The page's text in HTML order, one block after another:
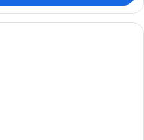
cama bem arrumada com